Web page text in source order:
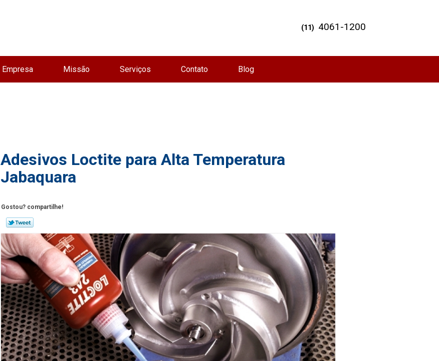
Empresa Missão Serviços Contato Blog
(11) 4061-1200
Adesivos Loctite para Alta Temperatura
Jabaquara
Gostou? compartilhe!